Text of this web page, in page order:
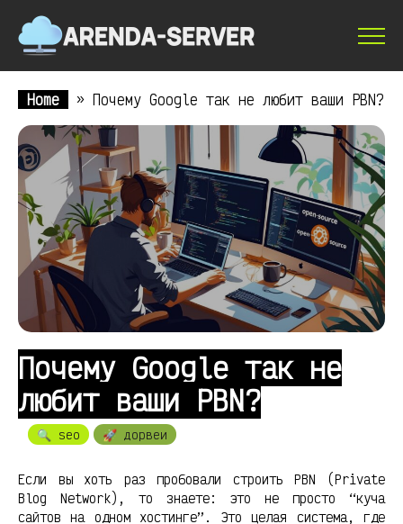
Home » Почему Google так не любит ваши PBN?
Почему Google так не
любит ваши PBN?
🔍 seo 🚀 дорвеи
Если вы хоть раз пробовали строить PBN (Private
Blog Network), то знаете: это не просто “куча
сайтов на одном хостинге”. Это целая система, где